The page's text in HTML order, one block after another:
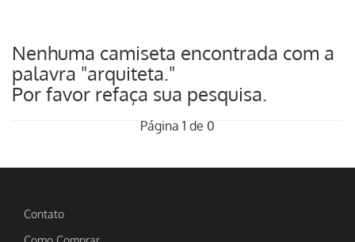
Nenhuma camiseta encontrada com a
palavra "arquiteta."
Por favor refaça sua pesquisa.
Página 1 de 0
Contato